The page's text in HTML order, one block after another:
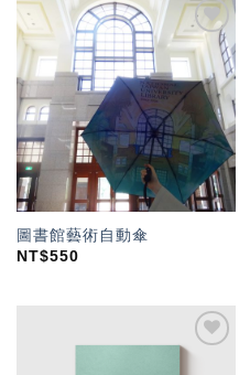
加入
「願
望輕
單」
圖書館藝術自動傘
NT$550